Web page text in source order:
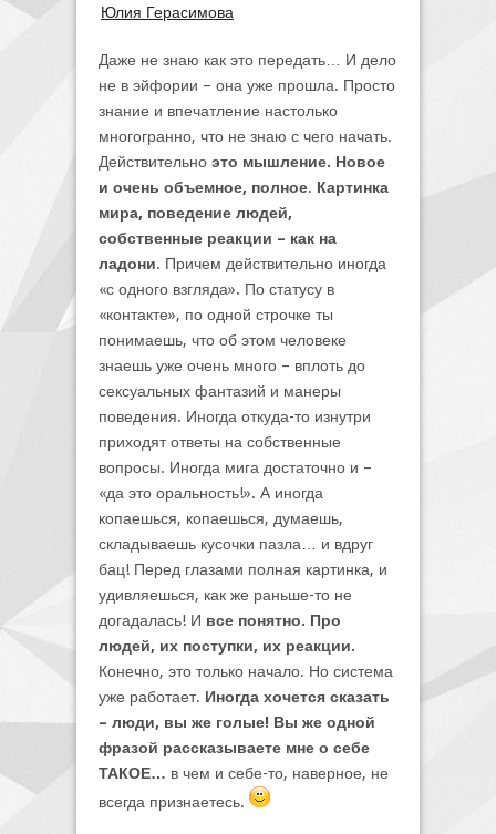
Юлия Герасимова
Даже не знаю как это передать… И дело
не в эйфории – она уже прошла. Просто
знание и впечатление настолько
многогранно, что не знаю с чего начать.
Действительно это мышление. Новое
и очень объемное, полное. Картинка
мира, поведение людей,
собственные реакции – как на
ладони. Причем действительно иногда
«с одного взгляда». По статусу в
«контакте», по одной строчке ты
понимаешь, что об этом человеке
знаешь уже очень много – вплоть до
сексуальных фантазий и манеры
поведения. Иногда откуда-то изнутри
приходят ответы на собственные
вопросы. Иногда мига достаточно и –
«да это оральность!». А иногда
копаешься, копаешься, думаешь,
складываешь кусочки пазла… и вдруг
бац! Перед глазами полная картинка, и
удивляешься, как же раньше-то не
догадалась! И все понятно. Про
людей, их поступки, их реакции.
Конечно, это только начало. Но система
уже работает. Иногда хочется сказать
– люди, вы же голые! Вы же одной
фразой рассказываете мне о себе
ТАКОЕ… в чем и себе-то, наверное, не
всегда признаетесь.